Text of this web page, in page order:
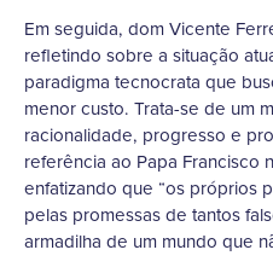
Em seguida, dom Vicente
refletindo sobre a situação
paradigma tecnocrata que
menor custo. Trata-se de um
racionalidade, progresso e
referência ao Papa Francisco
enfatizando que “os próprios
pelas promessas de tantos
armadilha de um mundo que